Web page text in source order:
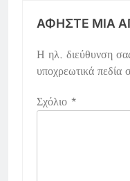
ΑΦΉΣΤΕ ΜΙΑ
Η ηλ. διεύθυνση
υποχρεωτικά πεδία
Σχόλιο *